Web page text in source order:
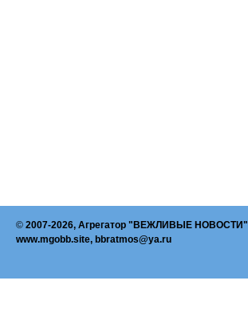
© 2007-2026, Агрегатор "ВЕЖЛИВЫЕ НОВОСТИ"
www.mgobb.site, bbratmos@ya.ru